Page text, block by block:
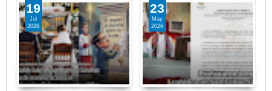
19
Jul
2026
23
May
2026